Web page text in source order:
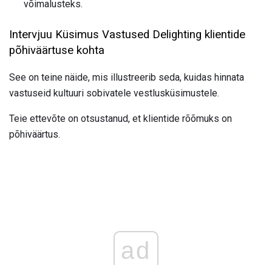
võimalusteks.
Intervjuu Küsimus Vastused Delighting klientide
põhiväärtuse kohta
See on teine ​​näide, mis illustreerib seda, kuidas hinnata
vastuseid kultuuri sobivatele vestlusküsimustele.
Teie ettevõte on otsustanud, et klientide rõõmuks on
põhiväärtus.
ad